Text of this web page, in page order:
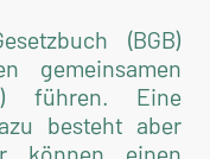
(BGB)
gemeinsamen
führen. Eine
besteht aber